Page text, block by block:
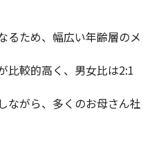
るため、幅広い年齢層のメ
比較的高く、男女比は2:1
ながら、多くのお母さん社